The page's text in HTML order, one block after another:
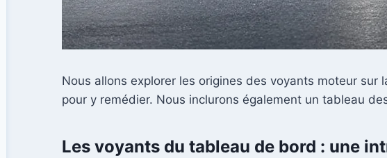
Nous allons explorer les origines des voyants moteur
pour y remédier. Nous inclurons également un tableau
Les voyants du tableau de bord : une